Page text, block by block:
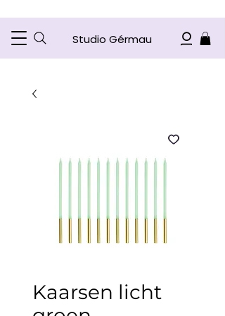
Studio Gérmau
Kaarsen licht